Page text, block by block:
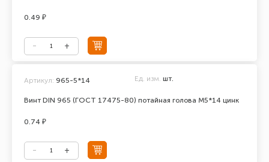
0.49 ₽
Винт DIN 965 (ГОСТ 17475-80) потайная голова М5*14 цинк
Артикул: 965-5*14 Ед. изм. шт.
0.74 ₽